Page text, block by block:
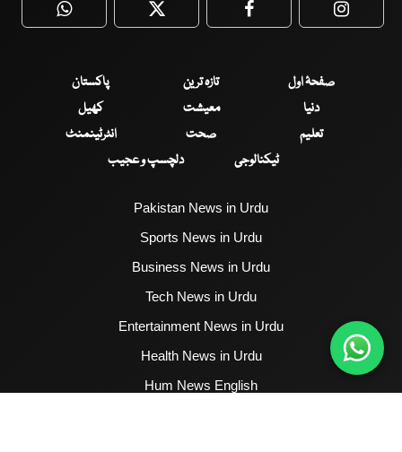
WhatsApp Twitter Facebook
صفحۂ اول تازہ ترین
پاکستان
دنیا
معیشت
کھیل
تعلیم
صحت
انٹرٹینمنٹ
ٹیکنالوجی
دلچسپ و عجیب
Pakistan News in Urdu
Sports News in Urdu
Business News in Urdu
Tech News in Urdu
Entertainment News in Urdu
Health News in Urdu
Hum News English